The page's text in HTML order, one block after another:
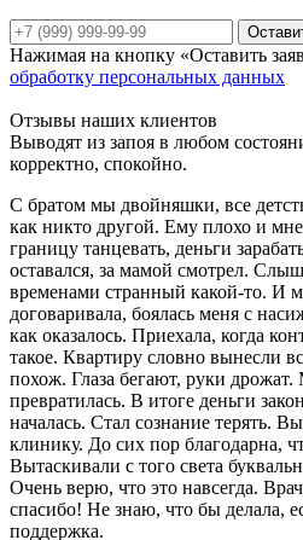
Нажимая на кнопку «Оставить
обработку персональных данных
Отзывы наших клиентов
Выводят из запоя в любом
корректно, спокойно.
С братом мы двойняшки, все
как никто другой. Ему плохо и
границу танцевать, деньги
оставался, за мамой смотрел.
временами странный какой-то. И
договаривала, боялась меня с
как оказалось. Приехала, когда
такое. Квартиру словно вынесли
похож. Глаза бегают, руки
превратилась. В итоге деньги
началась. Стал сознание терять.
клинику. До сих пор благодарна,
Вытаскивали с того света
Очень верю, что это навсегда.
спасибо! Не знаю, что бы делала,
поддержка.